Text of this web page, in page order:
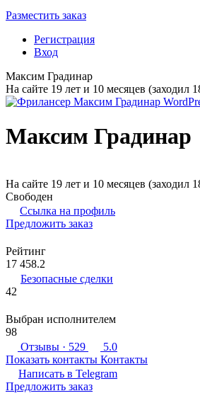
Разместить заказ
Регистрация
Вход
Максим Градинар
На сайте 19 лет и 10 месяцев (заходил
Максим Градинар
На сайте 19 лет и 10 месяцев (заходил
Свободен
Ссылка на профиль
Предложить заказ
Рейтинг
17 458.2
Безопасные сделки
42
Выбран исполнителем
98
Отзывы · 529
5.0
Показать контакты Контакты
Написать в Telegram
Предложить заказ